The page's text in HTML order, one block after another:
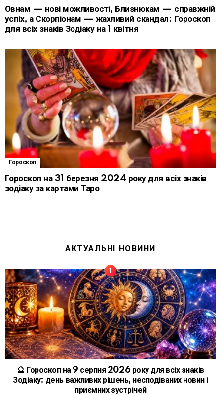
Овнам — нові можливості, Близнюкам — справжній
успіх, а Скорпіонам — жахливий скандал: Гороскоп
для всіх знаків Зодіаку на 1 квітня
Гороскоп
Гороскоп на 31 березня 2024 року для всіх знаків
зодіаку за картами Таро
АКТУАЛЬНІ НОВИНИ
🔮 Гороскоп на 9 серпня 2026 року для всіх знаків
Зодіаку: день важливих рішень, несподіваних новин і
приємних зустрічей